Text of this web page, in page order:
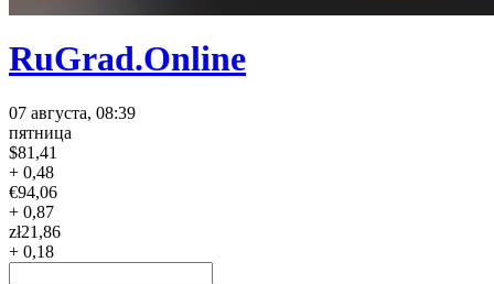
RuGrad.Online
07 августа, 08:39
пятница
$81,41
+ 0,48
€94,06
+ 0,87
zł21,86
+ 0,18